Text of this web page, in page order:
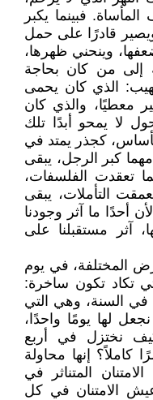
فبينما يكبر
قادرًا على حمل
وينحني ظهرها،
إلى من كان بحاجة
الذي كان يحمى
معطيًا، والذي كان
لا يمحو أبدًا تلك
كجذر يمتد في
كبر الرجل، يبقى
تعقدت الفلسفات،
التأملات، يبقى
أحدًا ما آثر وجودنا
آثر مستقبلنا على
المختلفة، في يوم
تكاد تكون ساخرة:
السنة، وهي التي
لها يومًا واحدًا،
كيف نختزل في أربع
إنها محاولة
المتناثر في
الامتنان في كل